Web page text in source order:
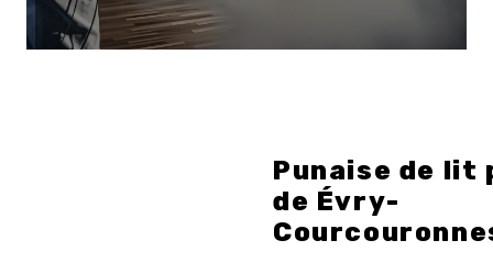
Punaise de lit
de Évry-